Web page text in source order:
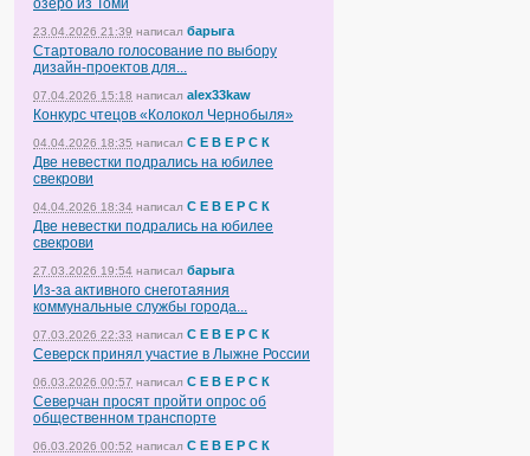
озеро из Томи
23.04.2026 21:39 написал барыга
Стартовало голосование по выбору
дизайн-проектов для...
07.04.2026 15:18 написал alex33kaw
Конкурс чтецов «Колокол Чернобыля»
04.04.2026 18:35 написал С Е В Е Р С К
Две невестки подрались на юбилее
свекрови
04.04.2026 18:34 написал С Е В Е Р С К
Две невестки подрались на юбилее
свекрови
27.03.2026 19:54 написал барыга
Из-за активного снеготаяния
коммунальные службы города...
07.03.2026 22:33 написал С Е В Е Р С К
Северск принял участие в Лыжне России
06.03.2026 00:57 написал С Е В Е Р С К
Северчан просят пройти опрос об
общественном транспорте
06.03.2026 00:52 написал С Е В Е Р С К